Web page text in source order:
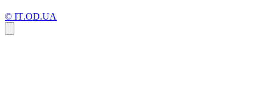
© IT.OD.UA